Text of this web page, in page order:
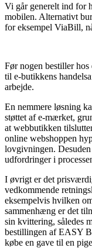
Vi går generelt ind for
mobilen. Alternativt
for eksempel ViaBill,
Før nogen bestiller
til e-butikkens
arbejde.
En nemmere løsning
støttet af e-mærket,
at webbutikken
online webshoppen
lovgivningen.
udfordringer i
I øvrigt er det
vedkommende
eksempelvis hvilken
sammenhæng er det
sin kvittering, således
bestillingen af EASY
købe en gave til en